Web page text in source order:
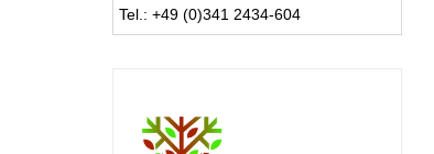
Tel.: +49 (0)341 2434-604